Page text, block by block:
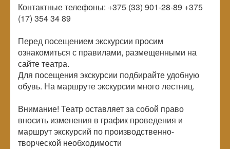
Контактные телефоны: +375 (33) 901-28-89 +375
(17) 354 34 89
Перед посещением экскурсии просим
ознакомиться с правилами, размещенными на
сайте театра.
Для посещения экскурсии подбирайте удобную
обувь. На маршруте экскурсии много лестниц.
Внимание! Театр оставляет за собой право
вносить изменения в график проведения и
маршрут экскурсий по производственно-
творческой необходимости